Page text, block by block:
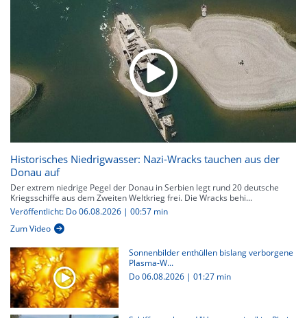
Historisches Niedrigwasser: Nazi-Wracks tauchen aus der
Donau auf
Der extrem niedrige Pegel der Donau in Serbien legt rund 20 deutsche
Kriegsschiffe aus dem Zweiten Weltkrieg frei. Die Wracks behi...
Veröffentlicht: Do 06.08.2026 | 00:57 min
Zum Video
Sonnenbilder enthüllen bislang verborgene
Plasma-W...
Do 06.08.2026 | 01:27 min